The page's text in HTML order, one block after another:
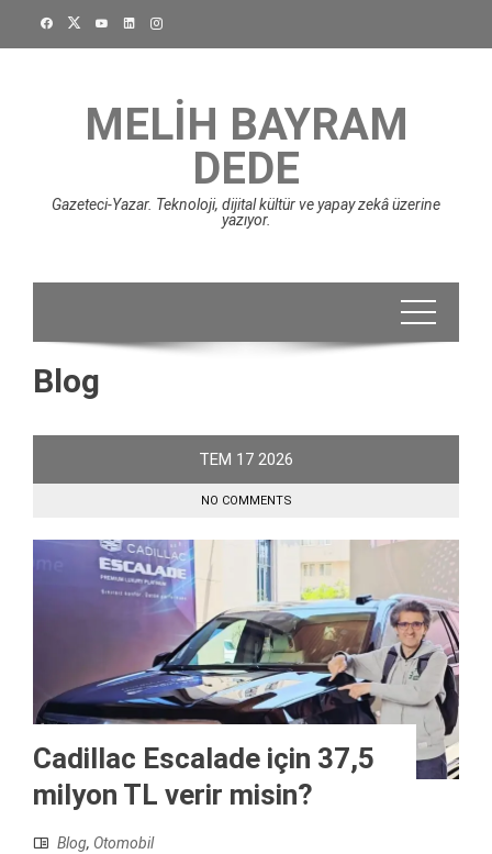
MELIH BAYRAM
DEDE
Gazeteci-Yazar. Teknoloji, dijital kültür ve yapay zekâ üzerine
yazıyor.
Blog
TEM 17 2026
NO COMMENTS
Cadillac Escalade için 37,5
milyon TL verir misin?
Blog, Otomobil